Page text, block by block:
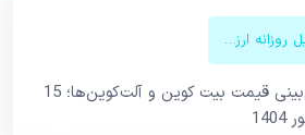
تحلیل روزانه ارزهای دیجیتال
پیش‌بینی قیمت بیت کوین و آلت‌کوین‌ها؛ 15